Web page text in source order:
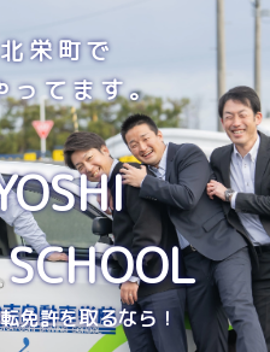
栄町で
ってます。
免許を取るなら！